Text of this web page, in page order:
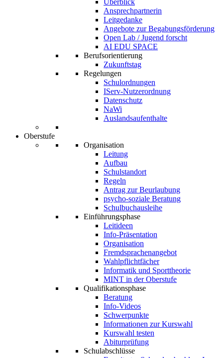
Überblick
Ansprechpartnerin
Leitgedanke
Angebote zur Begabungsförderung
Open Lab / Jugend forscht
AI EDU SPACE
Berufsorientierung
Zukunftstag
Regelungen
Schulordnungen
IServ-Nutzerordnung
Datenschutz
NaWi
Auslandsaufenthalte
Oberstufe
Organisation
Leitung
Aufbau
Schulstandort
Regeln
Antrag zur Beurlaubung
psycho-soziale Beratung
Schulbuchausleihe
Einführungsphase
Leitideen
Info-Präsentation
Organisation
Fremdsprachenangebot
Wahlpflichtfächer
Informatik und Sporttheorie
MINT in der Oberstufe
Qualifikationsphase
Beratung
Info-Videos
Schwerpunkte
Informationen zur Kurswahl
Kurswahl testen
Abiturprüfung
Schulabschlüsse